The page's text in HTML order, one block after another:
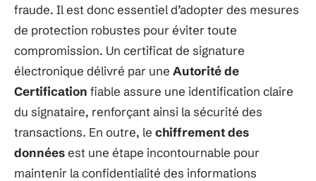
fraude. Il est donc essentiel d’adopter des mesures
de protection robustes pour éviter toute
compromission. Un certificat de signature
électronique délivré par une Autorité de
Certification fiable assure une identification claire
du signataire, renforçant ainsi la sécurité des
transactions. En outre, le chiffrement des
donnéesest une étape incontournable pour
maintenir la confidentialité des informations